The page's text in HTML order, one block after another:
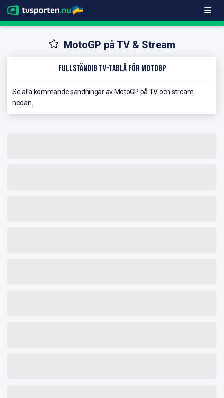
MotoGP på TV & Stream
Fullständig TV-Tablå för MotoGP
Se alla kommande sändningar av MotoGP på TV och stream
nedan.